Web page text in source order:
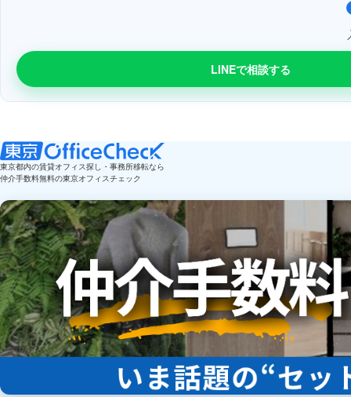
LINEで相談する
東京都内の賃貸オフィス探し・事務所移転なら
仲介手数料無料の東京オフィスチェック